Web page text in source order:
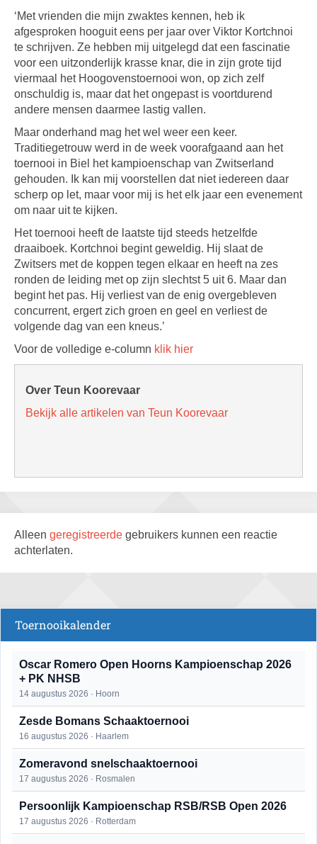
‘Met vrienden die mijn zwaktes kennen, heb ik
afgesproken hooguit eens per jaar over Viktor Kortchnoi
te schrijven. Ze hebben mij uitgelegd dat een fascinatie
voor een uitzonderlijk krasse knar, die in zijn grote tijd
viermaal het Hoogovenstoernooi won, op zich zelf
onschuldig is, maar dat het ongepast is voortdurend
andere mensen daarmee lastig vallen.
Maar onderhand mag het wel weer een keer.
Traditiegetrouw werd in de week voorafgaand aan het
toernooi in Biel het kampioenschap van Zwitserland
gehouden. Ik kan mij voorstellen dat niet iedereen daar
scherp op let, maar voor mij is het elk jaar een evenement
om naar uit te kijken.
Het toernooi heeft de laatste tijd steeds hetzelfde
draaiboek. Kortchnoi begint geweldig. Hij slaat de
Zwitsers met de koppen tegen elkaar en heeft na zes
ronden de leiding met op zijn slechtst 5 uit 6. Maar dan
begint het pas. Hij verliest van de enig overgebleven
concurrent, ergert zich groen en geel en verliest de
volgende dag van een kneus.’
Voor de volledige e-column klik hier
Over Teun Koorevaar
Bekijk alle artikelen van Teun Koorevaar
Alleen geregistreerde gebruikers kunnen een reactie
achterlaten.
Toernooikalender
Oscar Romero Open Hoorns Kampioenschap 2026
+ PK NHSB
14 augustus 2026 · Hoorn
Zesde Bomans Schaaktoernooi
16 augustus 2026 · Haarlem
Zomeravond snelschaaktoernooi
17 augustus 2026 · Rosmalen
Persoonlijk Kampioenschap RSB/RSB Open 2026
17 augustus 2026 · Rotterdam